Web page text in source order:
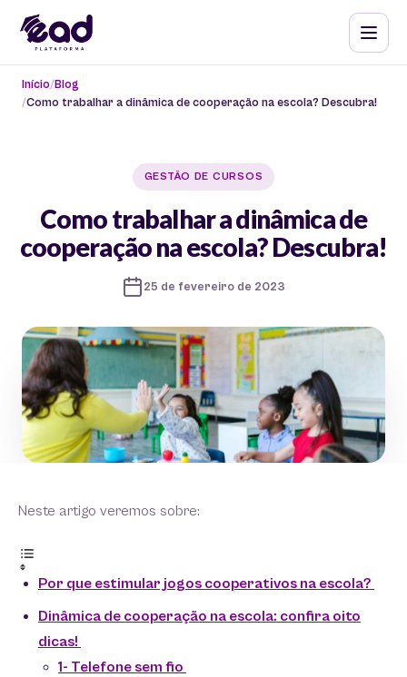
Início Blog
Como trabalhar a dinâmica de cooperação na escola? Descubra!
GESTÃO DE CURSOS
Como trabalhar a dinâmica de
cooperação na escola? Descubra!
25 de fevereiro de 2023
Neste artigo veremos sobre:
Por que estimular jogos cooperativos na escola?
Dinâmica de cooperação na escola: confira oito
dicas!
1- Telefone sem fio